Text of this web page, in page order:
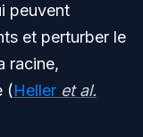
peuvent
et perturber le
racine,
(Heller et al.